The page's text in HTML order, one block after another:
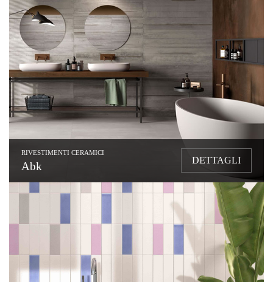
RIVESTIMENTI CERAMICI
Abk DETTAGLI